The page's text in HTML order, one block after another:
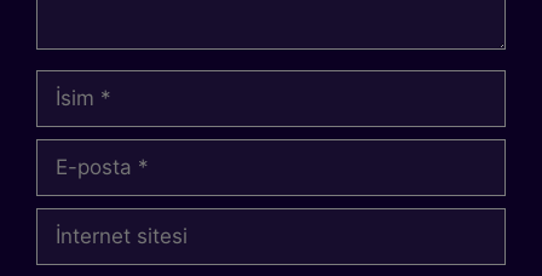
İsim
posta
İnternet
sitesi